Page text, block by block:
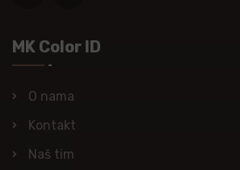
MK Color ID
O nama
Kontakt
Naš tim